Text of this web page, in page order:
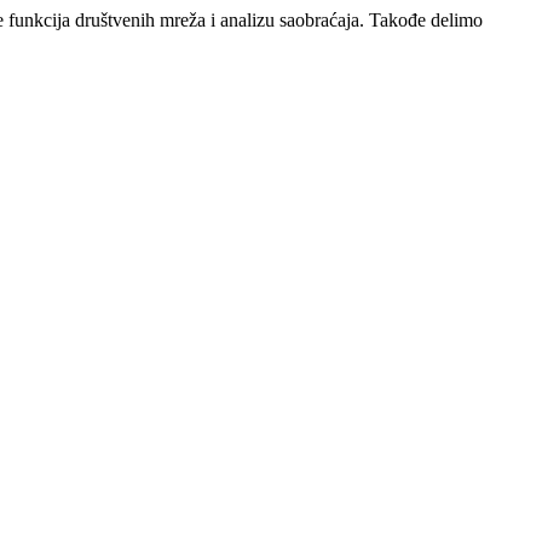
društvenih mreža i analizu saobraćaja. Takođe delimo